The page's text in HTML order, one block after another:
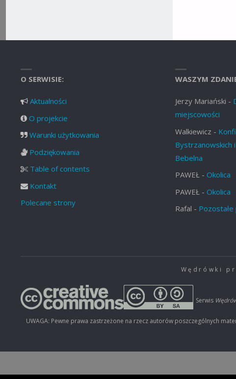
O SERWISIE:
Aktualności
O projekcie
Warunki użytkowania
Podziękowania
Table of contents
Kontakt
Polecane strony
WASZYM
Jerzy Mariański -
miejscowości
Walkiewicz -
Bystrzanowskich
Bebelna
PAWEŁ - Okolica
PAWEŁ - Okolica
Rafal -
Wędrówki
Serwis
UWAGA: Pewne prawa zastrzeżone na rzecz autorów poszczególnych